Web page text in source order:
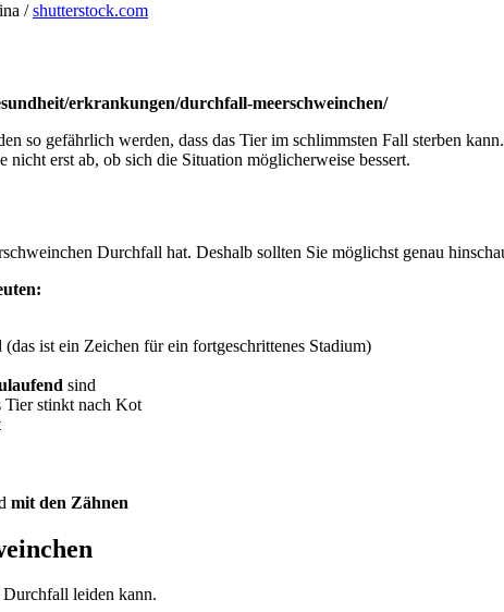
/shutterstock.com
erkrankungen/durchfall-meerschweinchen/
so gefährlich werden, dass das Tier im schlimmsten Fall sterben
erst ab, ob sich die Situation möglicherweise bessert.
Durchfall hat. Deshalb sollten Sie möglichst genau
(das ist ein Zeichen für ein fortgeschrittenes Stadium)
sind
Tier stinkt nach Kot
mit den Zähnen
leiden kann.